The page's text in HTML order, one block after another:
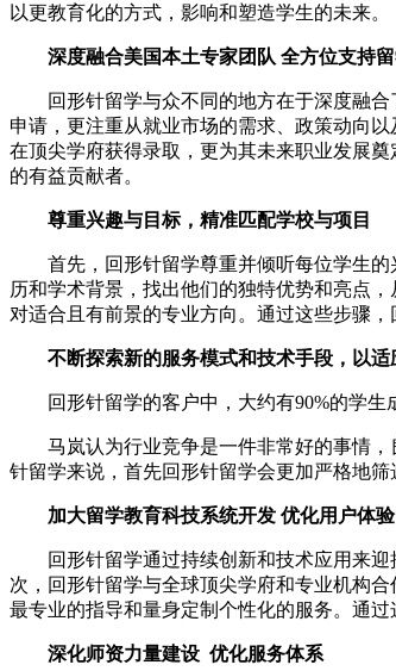
以更教育化的方式，影响和塑造学生的未来。
深度融合美国本土专家团队 全方位支持
回形针留学与众不同的地方在于深度融合
申请，更注重从就业市场的需求、政策动向
在顶尖学府获得录取，更为其未来职业发展
的有益贡献者。
尊重兴趣与目标，精准匹配学校与项目
首先，回形针留学尊重并倾听每位学生的
历和学术背景，找出他们的独特优势和亮点
对适合且有前景的专业方向。通过这些步骤
不断探索新的服务模式和技术手段，以
回形针留学的客户中，大约有90%的学生
马岚认为行业竞争是一件非常好的事情，
针留学来说，首先回形针留学会更加严格地
加大留学教育科技系统开发 优化用户体验
回形针留学通过持续创新和技术应用来迎
次，回形针留学与全球顶尖学府和专业机构
最专业的指导和量身定制个性化的服务。通
深化师资力量建设 优化服务体系